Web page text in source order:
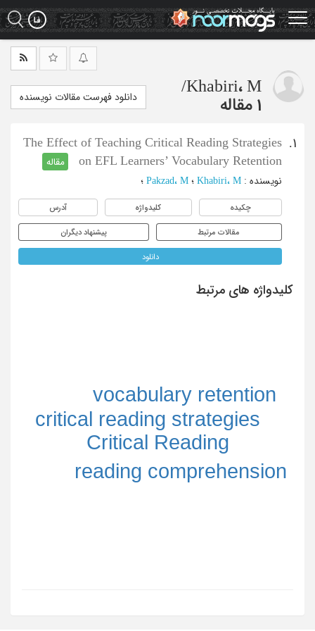
Skip
to
main
Khabiri، M/
1 مقاله
دانلود فهرست مقالات نویسنده
1.
The Effect of Teaching Critical Reading Strategies
on EFL Learners’ Vocabulary Retention
مقاله
نویسنده : Khabiri، M ؛ Pakzad، M ؛
چکیده کلیدواژه آدرس
مقالات مرتبط پیشنهاد دیگران
دانلود
کلیدواژه های مرتبط
Critical Reading
critical reading strategies
reading comprehension
vocabulary retention